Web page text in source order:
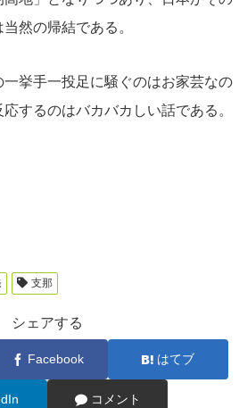
然の帰結である。
挙手一投足に騒ぐのはお家芸なの
するのはバカバカしい話である。
支那
シェアする
Facebook はてブ
コメント